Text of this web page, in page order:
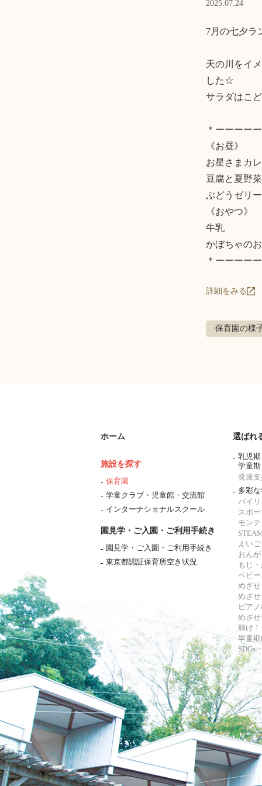
2025.07.24
7月の七夕ラ
天の川をイ
した☆
サラダはこ
＊ーーーー
《お昼》
お星さまカ
豆腐と夏野
ぶどうゼリー
《おやつ》
牛乳
かぼちゃの
＊ーーーー
詳細をみる
保育園の様
ホーム
施設を探す
保育園
学童クラブ・児童館・交流館
インターナショナルスクール
園見学・ご入園・ご利用手続き
園見学・ご入園・ご利用手続き
東京都認証保育所空き状況
選ばれ
乳児
学童
発達
多彩
バイ
スポ
モン
えいご
おん
もじ
ベビ
めざ
めざ
ピア
めざ
輝け
学童
SDGs